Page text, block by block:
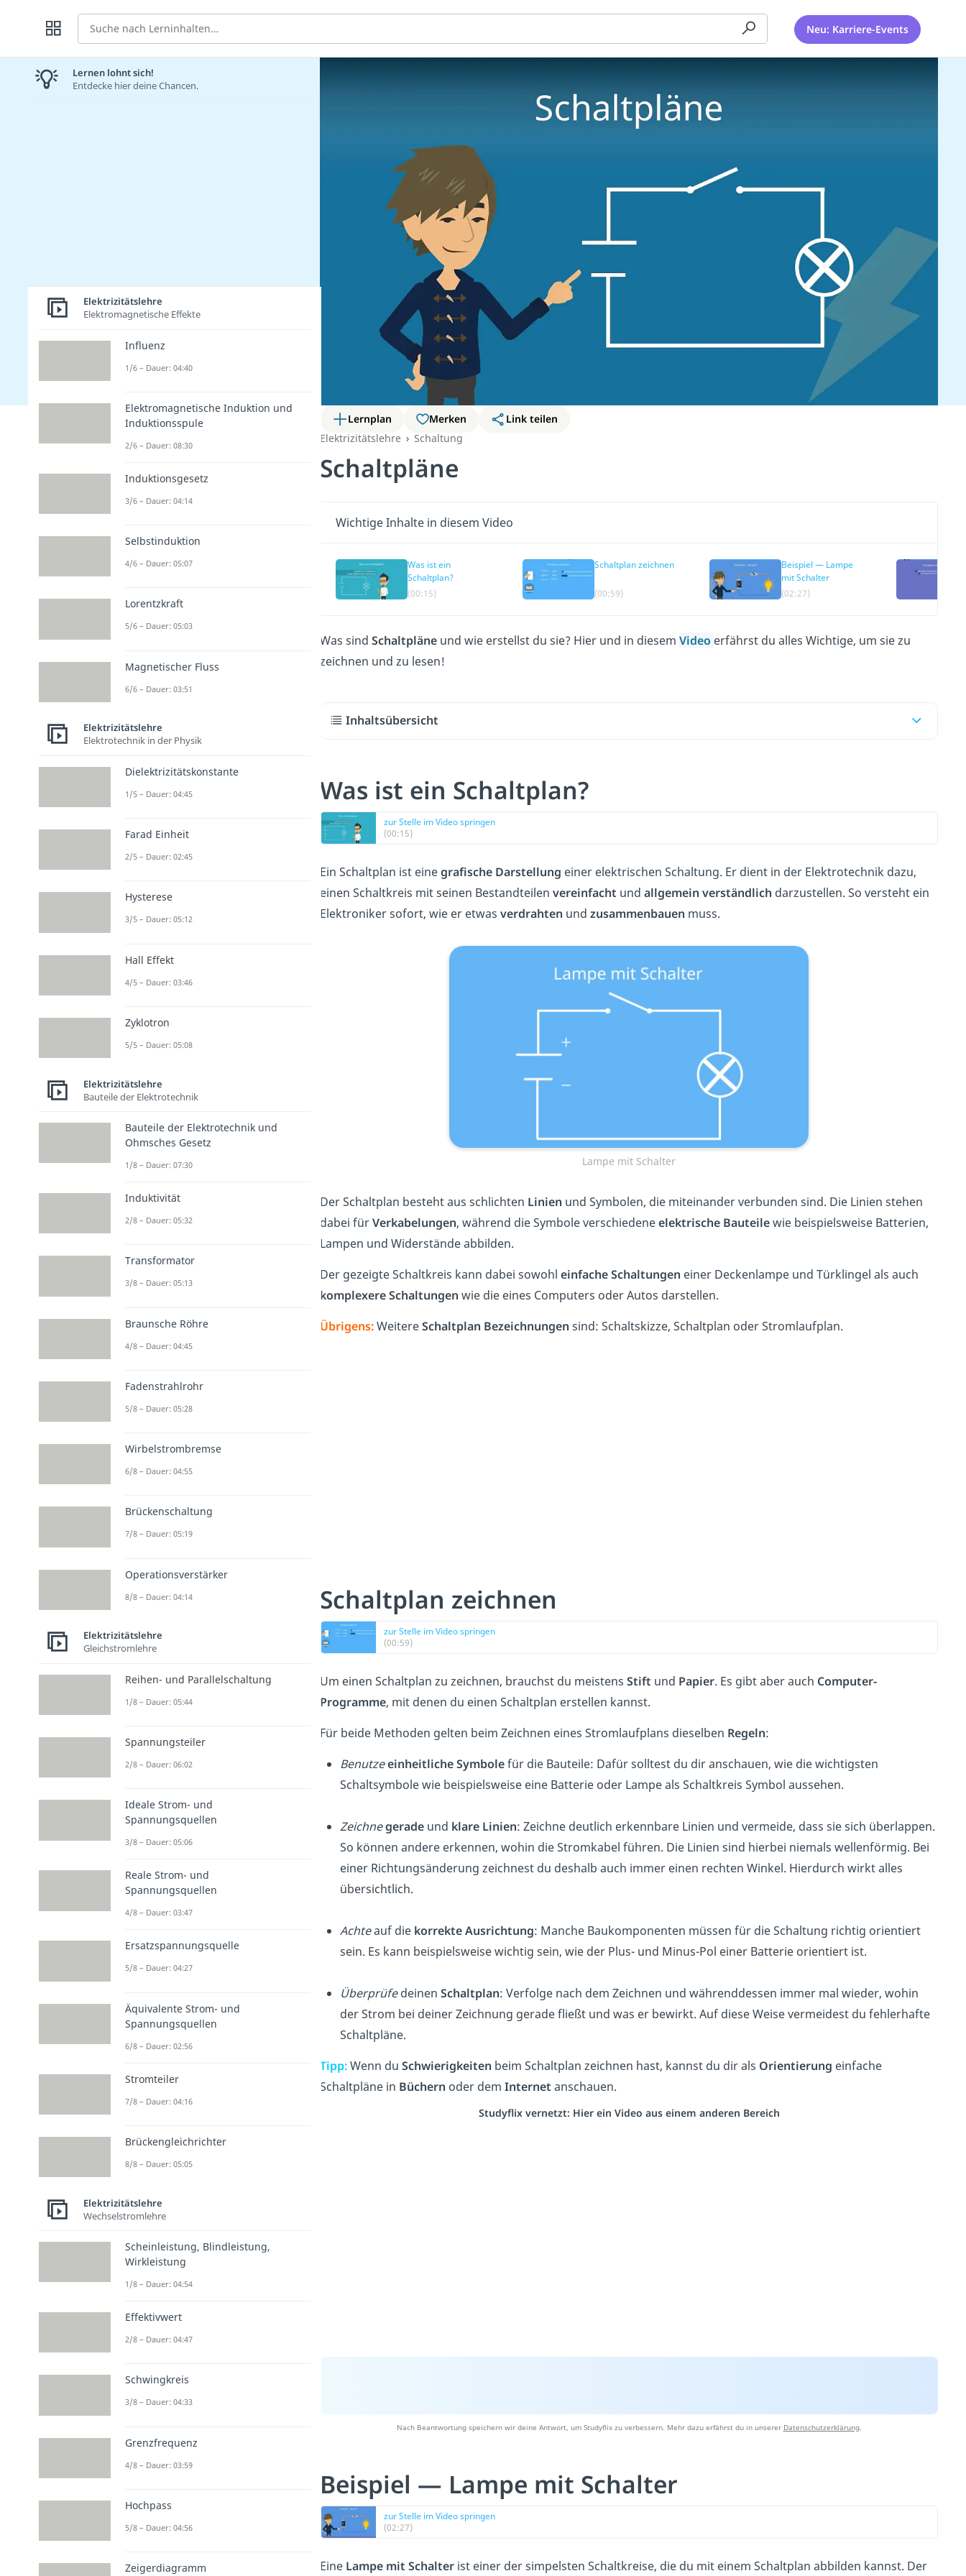
Suche Neu: Karriere-Events
Lernplan Merken
Link teilen
Elektrizitätslehre
Schaltung
Schaltpläne
Wichtige Inhalte in diesem Video
Was ist ein
Schaltplan?
(00:15)
Schaltplan zeichnen
(00:59)
Beispiel — Lampe
mit Schalter
(02:27)
Was sind Schaltpläne und wie erstellst du sie? Hier und in diesem Video erfährst du alles Wichtige, um sie zu
zeichnen und zu lesen!
Inhaltsübersicht
Was ist ein Schaltplan?
zur Stelle im Video springen
(00:15)
Ein Schaltplan ist einegrafische Darstellung einer elektrischen Schaltung. Er dient in der Elektrotechnik dazu,
einen Schaltkreis mit seinen Bestandteilen vereinfacht und allgemein verständlich darzustellen. So versteht ein
Elektroniker sofort, wie er etwas verdrahten und zusammenbauen muss.
Lampe mit Schalter
Der Schaltplan besteht aus schlichten Linien und Symbolen, die miteinander verbunden sind. Die Linien stehen
dabei fürVerkabelungen, während die Symbole verschiedeneelektrische Bauteilewie beispielsweise Batterien,
Lampen und Widerstände abbilden.
Der gezeigte Schaltkreis kann dabei sowohl einfacheSchaltungen einer Deckenlampe und Türklingel als auch
komplexere Schaltungen wie die eines Computers oder Autos darstellen.
Übrigens:WeitereSchaltplan Bezeichnungen sind: Schaltskizze, Schaltplan oder Stromlaufplan.
Schaltplan zeichnen
zur Stelle im Video springen
(00:59)
Um einen Schaltplan zu zeichnen, brauchst du meistens Stift und Papier. Es gibt aber auch Computer-
Programme, mit denen du einen Schaltplan erstellen kannst.
Für beide Methoden gelten beim Zeichnen eines Stromlaufplans dieselben Regeln:
Benutzeeinheitliche Symbolefür die Bauteile: Dafür solltest du dir anschauen, wie die wichtigsten
Schaltsymbole wie beispielsweise eine Batterie oder Lampe als Schaltkreis Symbol aussehen.
Zeichnegerade und klare Linien: Zeichne deutlich erkennbare Linien und vermeide, dass sie sich überlappen.
So können andere erkennen, wohin die Stromkabel führen. Die Linien sind hierbei niemals wellenförmig. Bei
einer Richtungsänderung zeichnest du deshalb auch immer einen rechten Winkel. Hierdurch wirkt alles
übersichtlich.
Achteauf die korrekte Ausrichtung: Manche Baukomponenten müssen für die Schaltung richtig orientiert
sein. Es kann beispielsweise wichtig sein, wie der Plus- und Minus-Pol einer Batterie orientiert ist.
Überprüfedeinen Schaltplan: Verfolge nach dem Zeichnen und währenddessen immer mal wieder, wohin
der Strom bei deiner Zeichnung gerade fließt und was er bewirkt. Auf diese Weise vermeidest du fehlerhafte
Schaltpläne.
Tipp:Wenn du Schwierigkeiten beim Schaltplan zeichnen hast, kannst du dir als Orientierung einfache
Schaltpläne in Büchern oder dem Internet anschauen.
Studyflix vernetzt: Hier ein Video aus einem anderen Bereich
Nach Beantwortung speichern wir deine Antwort, um Studyflix zu verbessern. Mehr dazu erfährst du in unserer Datenschutzerklärung.
Beispiel — Lampe mit Schalter
zur Stelle im Video springen
(02:27)
Eine Lampe mit Schalter ist einer der simpelsten Schaltkreise, die du mit einem Schaltplan abbilden kannst. Der
Lernen lohnt sich!
Entdecke hier deine Chancen.
Elektrizitätslehre
Elektromagnetische Effekte
Influenz
1/6 – Dauer: 04:40
Elektromagnetische Induktion und
Induktionsspule
2/6 – Dauer: 08:30
Induktionsgesetz
3/6 – Dauer: 04:14
Selbstinduktion
4/6 – Dauer: 05:07
Lorentzkraft
5/6 – Dauer: 05:03
Magnetischer Fluss
6/6 – Dauer: 03:51
Elektrizitätslehre
Elektrotechnik in der Physik
Dielektrizitätskonstante
1/5 – Dauer: 04:45
Farad Einheit
2/5 – Dauer: 02:45
Hysterese
3/5 – Dauer: 05:12
Hall Effekt
4/5 – Dauer: 03:46
Zyklotron
5/5 – Dauer: 05:08
Elektrizitätslehre
Bauteile der Elektrotechnik
Bauteile der Elektrotechnik und
Ohmsches Gesetz
1/8 – Dauer: 07:30
Induktivität
2/8 – Dauer: 05:32
Transformator
3/8 – Dauer: 05:13
Braunsche Röhre
4/8 – Dauer: 04:45
Fadenstrahlrohr
5/8 – Dauer: 05:28
Wirbelstrombremse
6/8 – Dauer: 04:55
Brückenschaltung
7/8 – Dauer: 05:19
Operationsverstärker
8/8 – Dauer: 04:14
Elektrizitätslehre
Gleichstromlehre
Reihen- und Parallelschaltung
1/8 – Dauer: 05:44
Spannungsteiler
2/8 – Dauer: 06:02
Ideale Strom- und
Spannungsquellen
3/8 – Dauer: 05:06
Reale Strom- und
Spannungsquellen
4/8 – Dauer: 03:47
Ersatzspannungsquelle
5/8 – Dauer: 04:27
Äquivalente Strom- und
Spannungsquellen
6/8 – Dauer: 02:56
Stromteiler
7/8 – Dauer: 04:16
Brückengleichrichter
8/8 – Dauer: 05:05
Elektrizitätslehre
Wechselstromlehre
Scheinleistung, Blindleistung,
Wirkleistung
1/8 – Dauer: 04:54
Effektivwert
2/8 – Dauer: 04:47
Schwingkreis
3/8 – Dauer: 04:33
Grenzfrequenz
4/8 – Dauer: 03:59
Hochpass
5/8 – Dauer: 04:56
Zeigerdiagramm